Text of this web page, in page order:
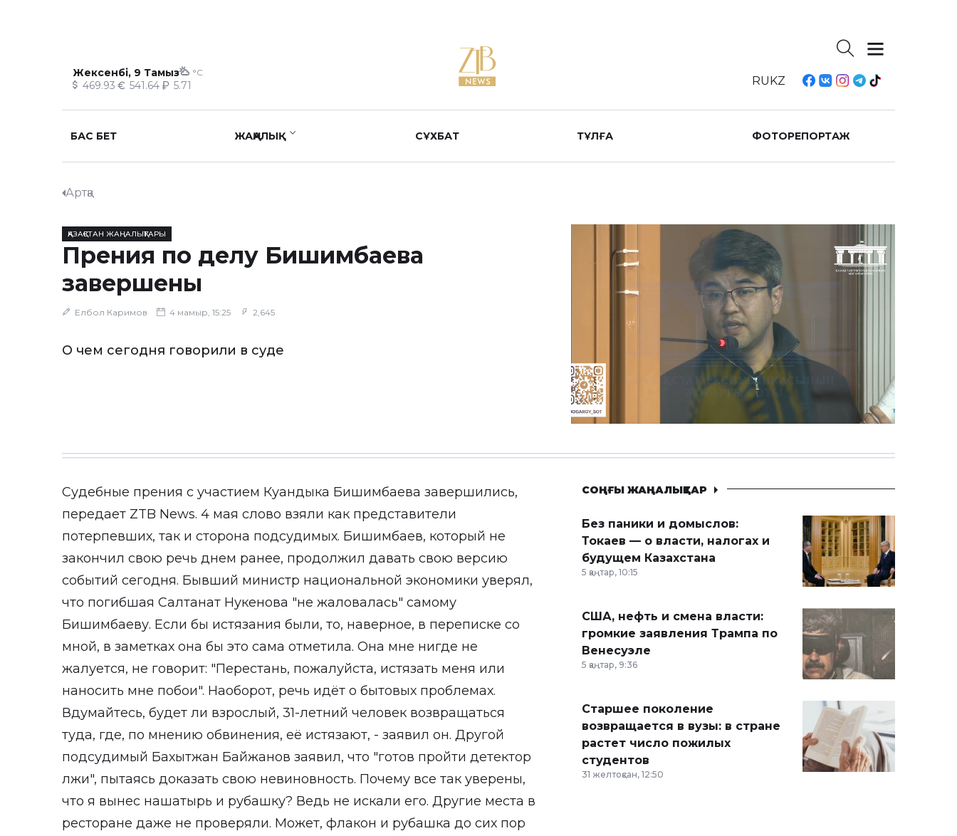
Жексенбі, 9 Тамыз °C
469.93 541.64 5.71 RUKZ
БАС БЕТ ЖАҢАЛЫҚ СҰХБАТ ТҰЛҒА ФОТОРЕПОРТАЖ
Артқа
ҚАЗАҚСТАН ЖАҢАЛЫҚТАРЫ
Прения по делу Бишимбаева
завершены
Елбол Каримов 4 мамыр, 15:25 2,645
О чем сегодня говорили в суде
Судебные прения с участием Куандыка Бишимбаева завершились,
передает ZTB News. 4 мая слово взяли как представители
потерпевших, так и сторона подсудимых. Бишимбаев, который не
закончил свою речь днем ранее, продолжил давать свою версию
событий сегодня. Бывший министр национальной экономики уверял,
что погибшая Салтанат Нукенова "не жаловалась" самому
Бишимбаеву. Если бы истязания были, то, наверное, в переписке со
мной, в заметках она бы это сама отметила. Она мне нигде не
жалуется, не говорит: "Перестань, пожалуйста, истязать меня или
наносить мне побои". Наоборот, речь идёт о бытовых проблемах.
Вдумайтесь, будет ли взрослый, 31-летний человек возвращаться
туда, где, по мнению обвинения, её истязают, - заявил он. Другой
подсудимый Бахытжан Байжанов заявил, что "готов пройти детектор
лжи", пытаясь доказать свою невиновность. Почему все так уверены,
что я вынес нашатырь и рубашку? Ведь не искали его. Другие места в
ресторане даже не проверяли. Может, флакон и рубашка до сих пор
СОҢҒЫ ЖАҢАЛЫҚТАР
Без паники и домыслов:
Токаев — о власти, налогах и
будущем Казахстана
5 қаңтар, 10:15
США, нефть и смена власти:
громкие заявления Трампа по
Венесуэле
5 қаңтар, 9:36
Старшее поколение
возвращается в вузы: в стране
растет число пожилых
студентов
31 желтоқсан, 12:50